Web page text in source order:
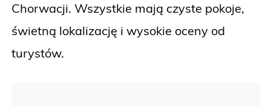
Chorwacji. Wszystkie mają czyste pokoje,
świetną lokalizację i wysokie oceny od
turystów.